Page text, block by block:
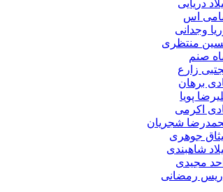
دریایی
اس
وجدانی
منتظری
صنم
زارع
برهان
پویا
اکرمی
شجریان
جوهری
شاهبندی
مجیدی
رمضانی